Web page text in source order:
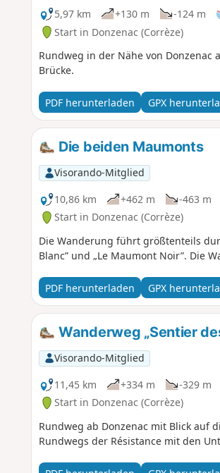
5,97 km
+130 m -124 m
Start in Donzenac (Corrèze)
Rundweg in der Nähe von
Brücke.
PDF herunterladen GPX
Die beiden Maumonts
Visorando-Mitglied
10,86 km
+462 m -463 m
Start in Donzenac (Corrèze)
Die Wanderung führt größtenteils
Blanc” und „Le Maumont Noir”. Die
PDF herunterladen GPX
Wanderweg „Sentier
Visorando-Mitglied
11,45 km
+334 m -329 m
Start in Donzenac (Corrèze)
Rundweg ab Donzenac mit Blick auf
Rundwegs der Résistance mit den